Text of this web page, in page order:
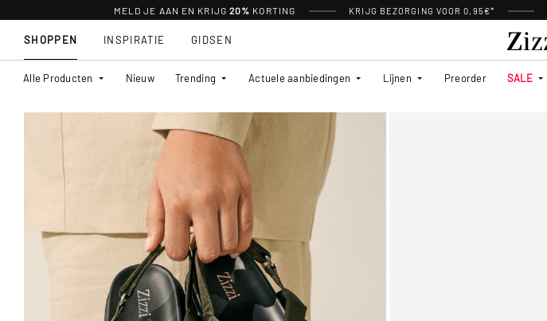
MELD JE AAN EN KRIJG 20% KORTING KRIJG BEZORGING VOOR 0,95€*
SHOPPEN
Alle Producten Nieuw Trending Actuele aanbiedingen Lijnen Preorder SALE
INSPIRATIE GIDSEN